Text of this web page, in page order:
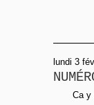
lundi 3
Ca y